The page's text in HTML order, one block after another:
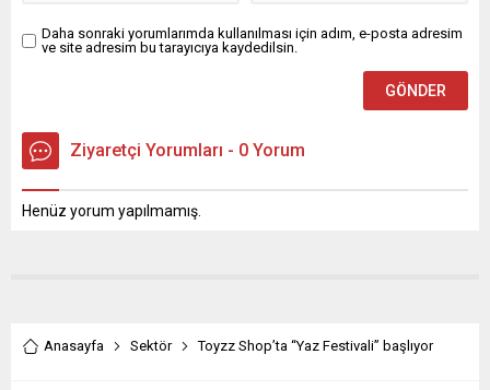
Daha sonraki yorumlarımda kullanılması için adım, e-posta adresim
ve site adresim bu tarayıcıya kaydedilsin.
Ziyaretçi Yorumları - 0 Yorum
Henüz yorum yapılmamış.
Anasayfa Sektör Toyzz Shop’ta “Yaz Festivali” başlıyor